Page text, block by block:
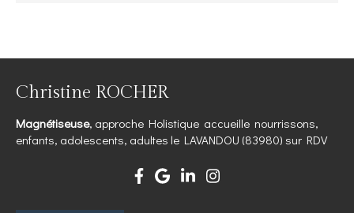
Christine ROCHER
Magnétiseuse, approche Holistique accueille nourrissons,
enfants, adolescents, adultes le LAVANDOU (83980) sur RDV